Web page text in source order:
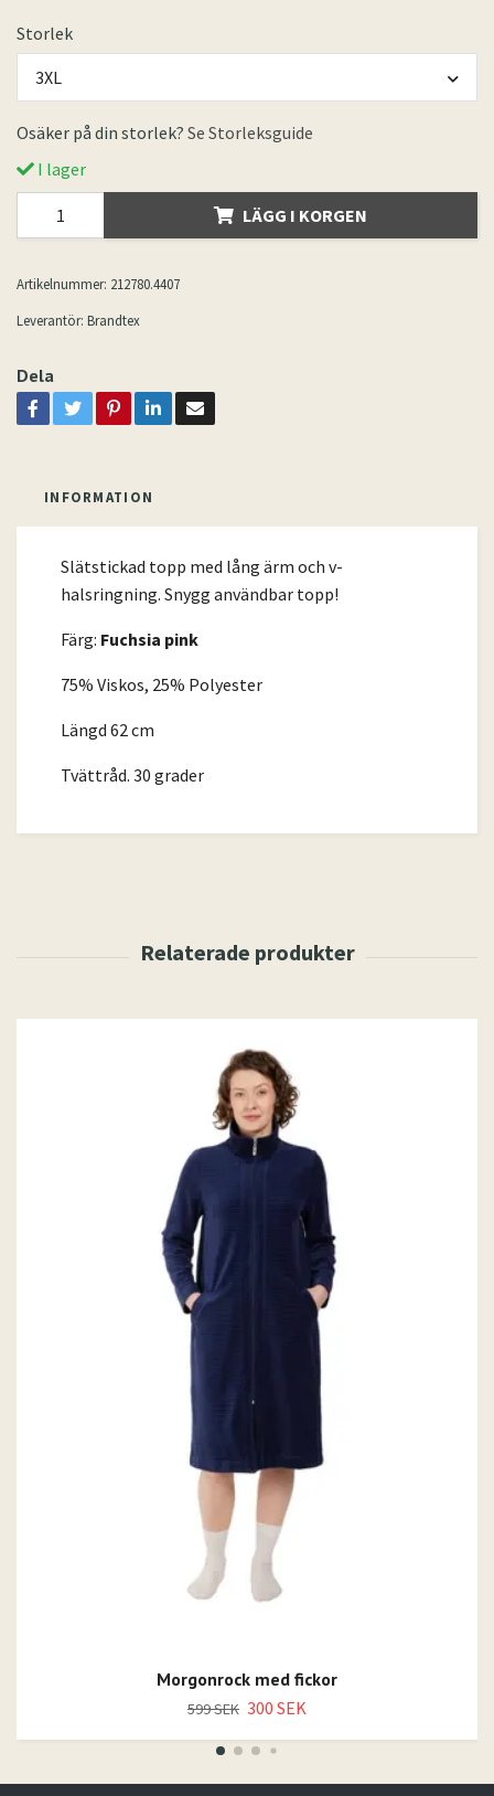
Storlek
3XL
Osäker på din storlek? Se Storleksguide
I lager
LÄGG I KORGEN
Artikelnummer: 212780.4407
Leverantör: Brandtex
Dela
INFORMATION
Slätstickad topp med lång ärm och v-
halsringning. Snygg användbar topp!
Färg: Fuchsia pink
75% Viskos, 25% Polyester
Längd 62 cm
Tvättråd. 30 grader
Morgonrock med fickor
599 SEK 300 SEK